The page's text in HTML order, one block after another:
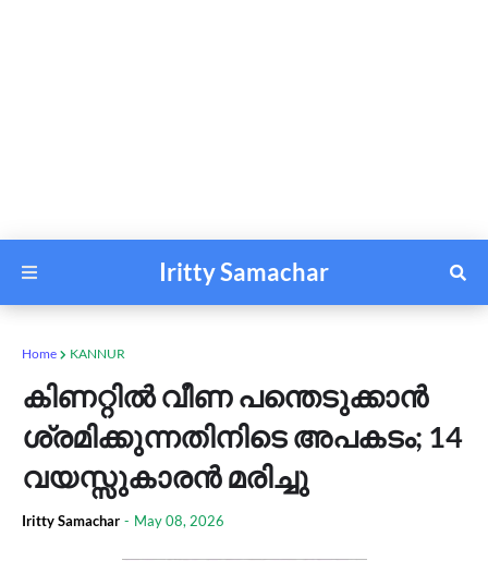
Iritty Samachar
Home KANNUR
കിണറ്റിൽ വീണ പന്തെടുക്കാൻ
ശ്രമിക്കുന്നതിനിടെ അപകടം; 14
വയസ്സുകാരൻ മരിച്ചു
Iritty Samachar - May 08, 2026